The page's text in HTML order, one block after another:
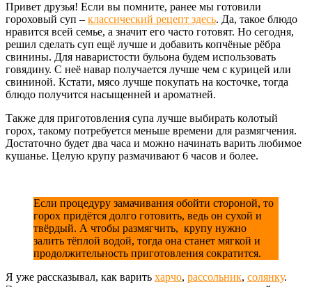
Привет друзья! Если вы помните, ранее мы готовили
гороховый суп – классический рецепт здесь. Да, такое блюдо
нравится всей семье, а значит его часто готовят. Но сегодня,
решил сделать суп ещё лучше и добавить копчёные рёбра
свинины. Для наваристости бульона будем использовать
говядину. С неё навар получается лучше чем с курицей или
свининой. Кстати, мясо лучше покупать на косточке, тогда
блюдо получится насыщенней и ароматней.
Также для приготовления супа лучше выбирать колотый
горох, такому потребуется меньше времени для размягчения.
Достаточно будет два часа и можно начинать варить любимое
кушанье. Целую крупу размачивают 6 часов и более.
Если процедуру замачивания обойти стороной, то
горох придётся долго готовить, ведь он сухой и
твёрдый. А чтобы размягчить, крупу нужно
залить тёплой водой, тогда она станет мягкой и
продолжительность приготовления сократится.
Я уже рассказывал, как варить харчо, рассольник, солянку.